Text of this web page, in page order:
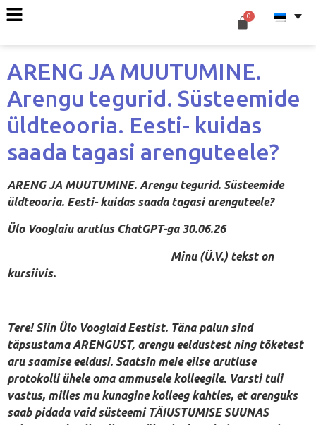
ARENG JA MUUTUMINE.
Arengu tegurid. Süsteemide
üldteooria. Eesti- kuidas
saada tagasi arenguteele?
ARENG JA MUUTUMINE. Arengu tegurid. Süsteemide
üldteooria. Eesti- kuidas saada tagasi arenguteele?
Ülo Vooglaiu arutlus ChatGPT-ga 30.06.26
Minu (Ü.V.) tekst on
kursiivis.
Tere! Siin Ülo Vooglaid Eestist. Täna palun sind
täpsustama ARENGUST, arengu eeldustest ning tõketest
aru saamise eeldusi. Saatsin meie eilse arutluse
protokolli ühele oma ammusele kolleegile. Varsti tuli
vastus, milles mu kunagine kolleeg kahtles, et arenguks
saab pidada vaid süsteemi TÄIUSTUMISE SUUNAS